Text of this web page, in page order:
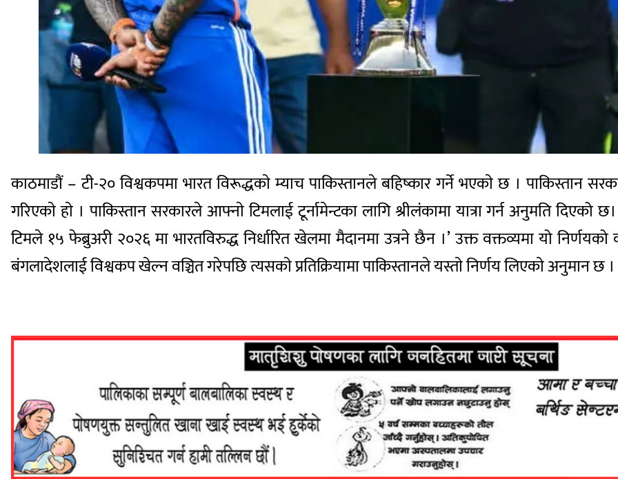
काठमाडौं – टी-२० विश्वकपमा भारत विरूद्धकाे म्याच पाकिस्तानले बहिष्कार गर्ने भएकाे छ । पाकिस्तान
गरिएकाे हाे । पाकिस्तान सरकारले आफ्नाे टिमलाई टूर्नामेन्टका लागि श्रीलंकामा यात्रा गर्न अनुमति
टिमले १५ फेब्रुअरी २०२६ मा भारतविरुद्ध निर्धारित खेलमा मैदानमा उत्रने छैन ।’ उक्त वक्तव्यमा यो
बंगलादेशलाई विश्वकप खेल्न वञ्चित गरेपछि त्यसकाे प्रतिक्रियामा पाकिस्तानले यस्ताे निर्णय लिएकाे अनुमान छ ।